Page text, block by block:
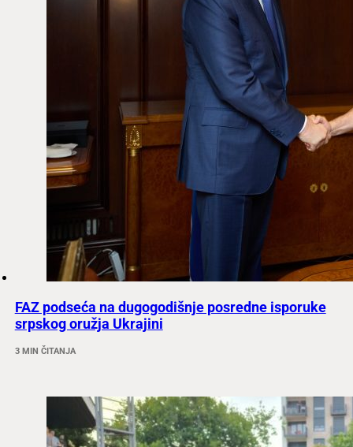
FAZ podseća na dugogodišnje posredne isporuke
srpskog oružja Ukrajini
3 MIN ČITANJA